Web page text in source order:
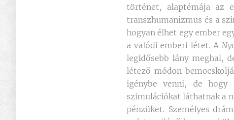
történet, alaptémája az
transzhumanizmus és a
hogyan élhet egy ember
a valódi emberi létet. A
legidősebb lány meghal,
létező módon
igénybe venni, de
szimulációkat láthatnak a
pénzüket. Személyes